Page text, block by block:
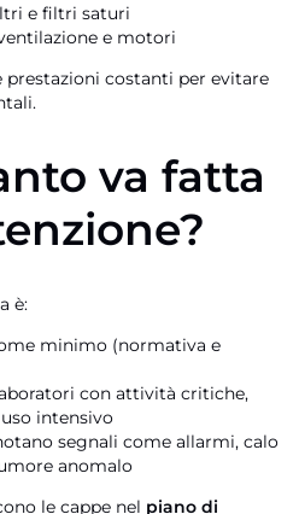
e filtri saturi
e motori
prestazioni costanti per evitare
va fatta
è:
minimo (normativa e
con attività critiche,
intensivo
segnali come allarmi, calo
anomalo
le cappe nel piano di